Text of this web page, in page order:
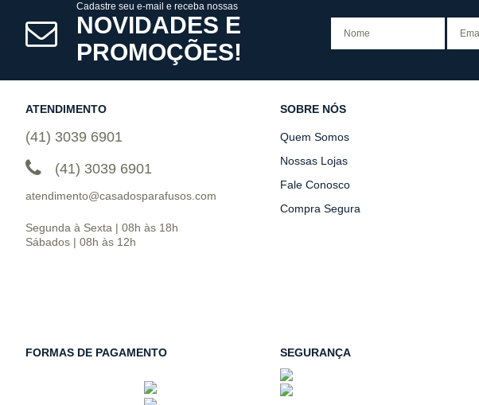
Cadastre seu e-mail e receba nossas
NOVIDADES E
PROMOÇÕES!
ATENDIMENTO
(41) 3039 6901
(41) 3039 6901
atendimento@casadosparafusos.com
Segunda à Sexta | 08h às 18h
Sábados | 08h às 12h
SOBRE NÓS
Quem Somos
Nossas Lojas
Fale Conosco
Compra Segura
FORMAS DE PAGAMENTO SEGURANÇA